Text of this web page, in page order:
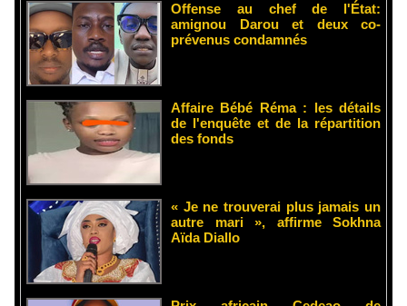
Offense au chef de l'État:
amignou Darou et deux co-
prévenus condamnés
Affaire Bébé Réma : les détails
de l'enquête et de la répartition
des fonds
« Je ne trouverai plus jamais un
autre mari », affirme Sokhna
Aïda Diallo